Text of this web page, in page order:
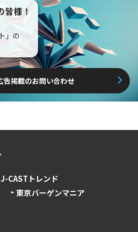
様！
」の
告掲載のお問い合わせ
J-CASTトレンド
東京バーゲンマニア